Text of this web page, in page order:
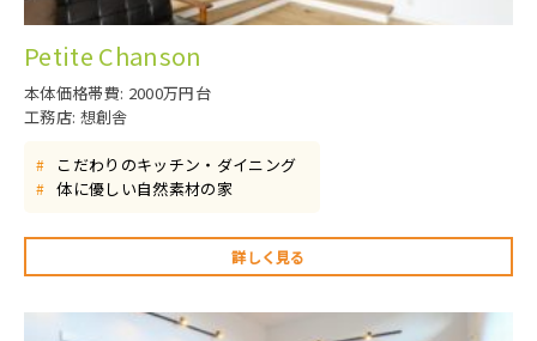
Petite Chanson
本体価格帯費: 2000万円台
工務店: 想創舎
# こだわりのキッチン・ダイニング
# 体に優しい自然素材の家
詳しく見る